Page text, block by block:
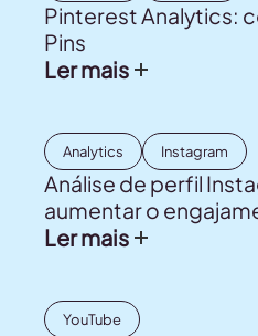
Pinterest Analytics:
Pins
Ler mais
Analytics Instagram
Análise de perfil
aumentar o
Ler mais
YouTube